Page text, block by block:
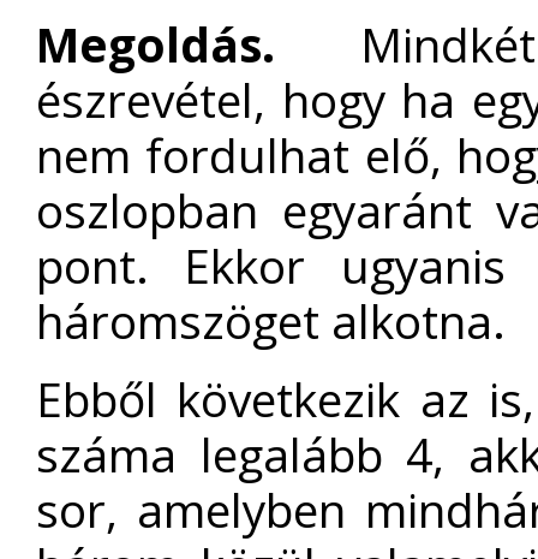
Megoldás.
észrevétel, hogy ha
nem fordulhat elő,
oszlopban egyaránt
pont. Ekkor
háromszöget alkotna.
Ebből következik az
száma legalább 4,
sor, amelyben